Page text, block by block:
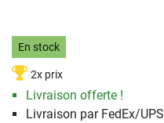
En stock
2x prix
Livraison offerte !
Livraison par FedEx/UPS